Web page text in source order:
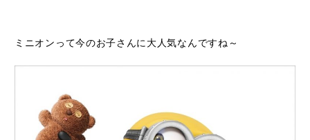
ミニオンって今のお子さんに大人気なんですね～